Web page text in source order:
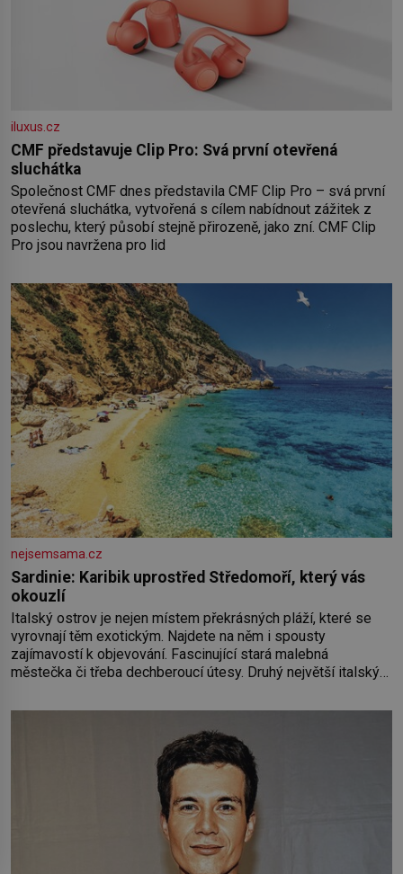
iluxus.cz
CMF představuje Clip Pro: Svá první otevřená
sluchátka
Společnost CMF dnes představila CMF Clip Pro – svá první
otevřená sluchátka, vytvořená s cílem nabídnout zážitek z
poslechu, který působí stejně přirozeně, jako zní. CMF Clip
Pro jsou navržena pro lid
nejsemsama.cz
Sardinie: Karibik uprostřed Středomoří, který vás
okouzlí
Italský ostrov je nejen místem překrásných pláží, které se
vyrovnají těm exotickým. Najdete na něm i spousty
zajímavostí k objevování. Fascinující stará malebná
městečka či třeba dechberoucí útesy. Druhý největší italský
ohromí nejen svými plážemi s bílým pískem jako v Karibiku,
ale i divokou krajinou, také bohatou historií i luxusem.Zjistěte,